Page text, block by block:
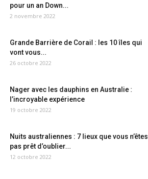
pour un an Down...
2 novembre 2022
Grande Barrière de Corail : les 10 îles qui
vont vous...
26 octobre 2022
Nager avec les dauphins en Australie :
l’incroyable expérience
19 octobre 2022
Nuits australiennes : 7 lieux que vous n’êtes
pas prêt d’oublier...
12 octobre 2022